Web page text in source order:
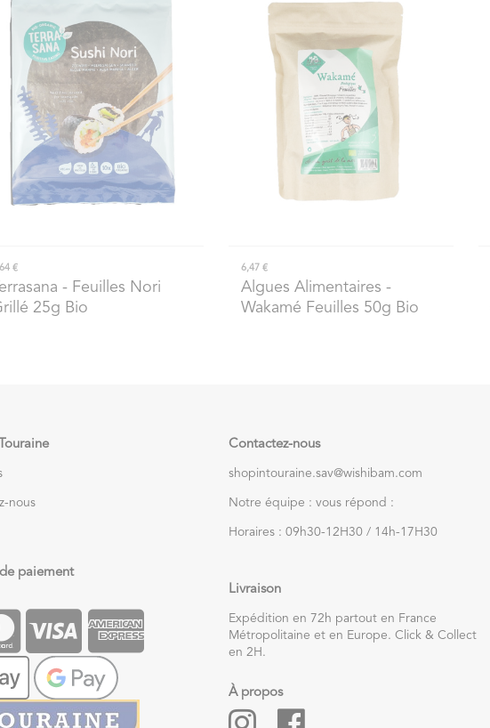
€
- Feuilles Nori
25g Bio
6,47 €
Algues Alimentaires -
Wakamé Feuilles 50g Bio
nous
paiement
Contactez-nous
shopintouraine.sav@wishibam.com
Notre équipe : vous répond :
Horaires : 09h30-12H30 / 14h-17H30
Livraison
Expédition en 72h partout en France
Métropolitaine et en Europe. Click & Collect
en 2H.
À propos